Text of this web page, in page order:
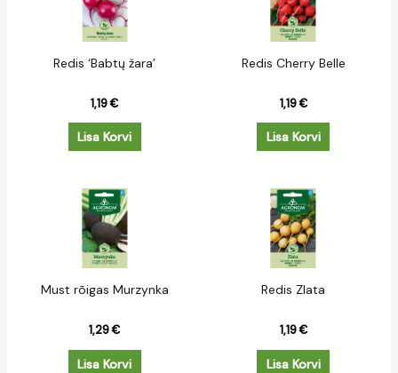
Redis ‘Babtų žara’
1,19€
Lisa Korvi
Redis Cherry Belle
1,19€
Lisa Korvi
Must rõigas Murzynka
1,29€
Lisa Korvi
Redis Zlata
1,19€
Lisa Korvi